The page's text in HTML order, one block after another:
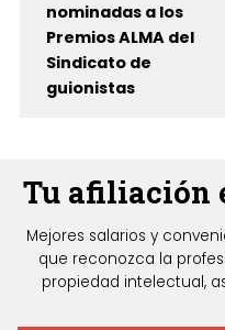
nominadas a los
Premios ALMA del
Sindicato de
guionistas
Tu afiliación
Mejores salarios y
que reconozca la
propiedad intelectual,